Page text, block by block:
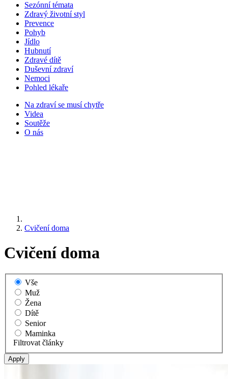
Sezónní témata
Zdravý životní styl
Prevence
Pohyb
Jídlo
Hubnutí
Zdravé dítě
Duševní zdraví
Nemoci
Pohled lékaře
Na zdraví se musí chytře
Videa
Soutěže
O nás
Cvičení doma
Cvičení doma
Vše
Muž
Žena
Dítě
Senior
Maminka
Filtrovat články